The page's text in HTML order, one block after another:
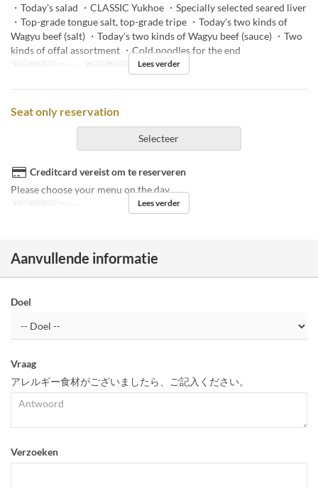
・Today's salad ・CLASSIC Yukhoe ・Specially selected seared liver
・Top-grade tongue salt, top-grade tripe ・Today's two kinds of
Wagyu beef (salt) ・Today's two kinds of Wagyu beef (sauce) ・Two
kinds of offal assortment ・Cold noodles for the end
Maaltijden Diner Bestellimiet 2 ~
Lees verder
Seat only reservation
Selecteer
Creditcard vereist om te reserveren
Please choose your menu on the day.
Maaltijden Diner Lees verder
Aanvullende informatie
Doel
Vraag
アレルギー食材がございましたら、ご記入ください。
Verzoeken